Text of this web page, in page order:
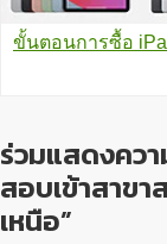
ขั้นตอนการซื้อ
ร่วมแสดงคว
สอบเข้าสาข
เหนือ”